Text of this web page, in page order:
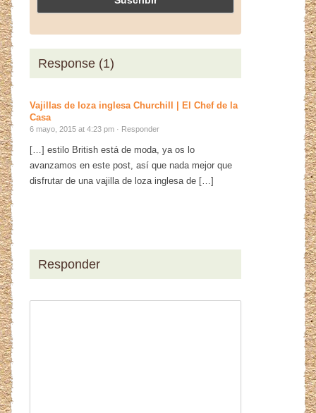
Response (1)
Vajillas de loza inglesa Churchill | El Chef de la
Casa
6 mayo, 2015 at 4:23 pm · Responder
[…] estilo British está de moda, ya os lo
avanzamos en este post, así que nada mejor que
disfrutar de una vajilla de loza inglesa de […]
Responder